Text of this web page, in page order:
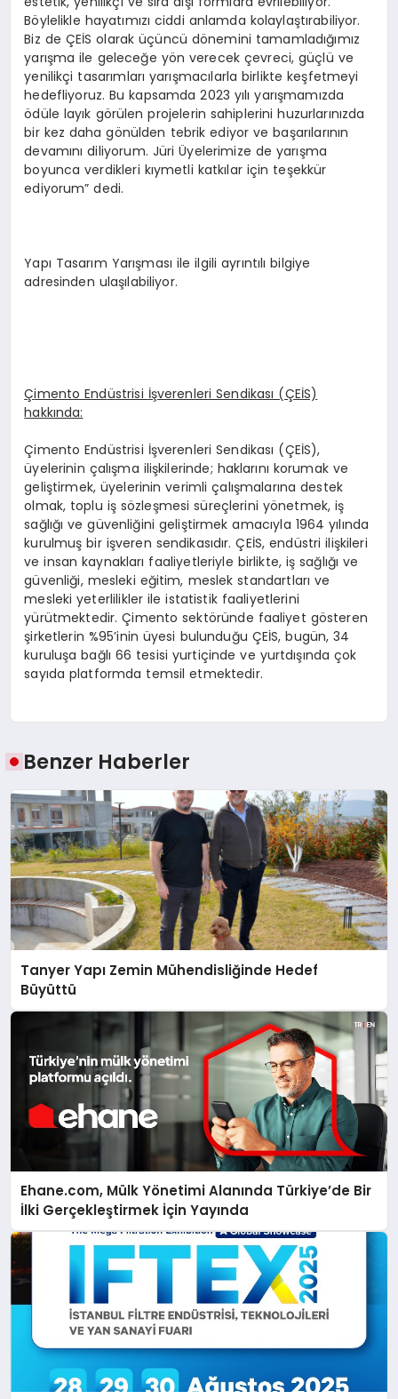
Böylelikle hayatımızı ciddi anlamda kolaylaştırabiliyor.
Biz de ÇEİS olarak üçüncü dönemini tamamladığımız
yarışma ile geleceğe yön verecek çevreci, güçlü ve
yenilikçi tasarımları yarışmacılarla birlikte keşfetmeyi
hedefliyoruz. Bu kapsamda 2023 yılı yarışmamızda
ödüle layık görülen projelerin sahiplerini huzurlarınızda
bir kez daha gönülden tebrik ediyor ve başarılarının
devamını diliyorum. Jüri Üyelerimize de yarışma
boyunca verdikleri kıymetli katkılar için teşekkür
ediyorum” dedi.
Yapı Tasarım Yarışması ile ilgili ayrıntılı bilgiye
adresinden ulaşılabiliyor.
Çimento Endüstrisi İşverenleri Sendikası (ÇEİS)
hakkında:
Çimento Endüstrisi İşverenleri Sendikası (ÇEİS),
üyelerinin çalışma ilişkilerinde; haklarını korumak ve
geliştirmek, üyelerinin verimli çalışmalarına destek
olmak, toplu iş sözleşmesi süreçlerini yönetmek, iş
sağlığı ve güvenliğini geliştirmek amacıyla 1964 yılında
kurulmuş bir işveren sendikasıdır. ÇEİS, endüstri ilişkileri
ve insan kaynakları faaliyetleriyle birlikte, iş sağlığı ve
güvenliği, mesleki eğitim, meslek standartları ve
mesleki yeterlilikler ile istatistik faaliyetlerini
yürütmektedir. Çimento sektöründe faaliyet gösteren
şirketlerin %95’inin üyesi bulunduğu ÇEİS, bugün, 34
kuruluşa bağlı 66 tesisi yurtiçinde ve yurtdışında çok
sayıda platformda temsil etmektedir.
Benzer Haberler
Tanyer Yapı Zemin Mühendisliğinde Hedef
Büyüttü
Ehane.com, Mülk Yönetimi Alanında Türkiye’de Bir
İlki Gerçekleştirmek İçin Yayında